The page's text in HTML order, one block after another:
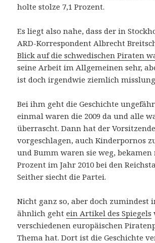
holte stolze 7,1 Prozent.
Es liegt also nahe, dass der in
ARD-Korrespondent Albrecht
Blick auf die schwedischen Piraten
seine Arbeit im Allgemeinen sehr,
ist doch irgendwie ziemlich
Bei ihm geht die Geschichte
einmal waren die 2009 da und alle
überrascht. Dann hat der Vorsitzende
vorgeschlagen, auch Kinderpornos
und Bumm waren sie weg, bekamen
Prozent im Jahr 2010 bei den
Seither siecht die Partei.
Nicht ganz so, aber doch zumindest
ähnlich gehtein Artikel des Spiegels
verschiedenen europäischen
Thema hat. Dort ist die Geschichte